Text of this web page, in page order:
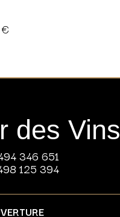
€
des Vins
346 651
125 394